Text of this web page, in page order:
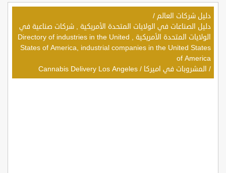
دليل شركات العالم /
دليل الصناعات في الولايات المتحدة الأمريكية , شركات صناعية في
الولايات المتحدة الأمريكية , Directory of industries in the United
States of America, industrial companies in the United States
of America
/ المشروبات في اميركا /
Cannabis Delivery Los Angeles